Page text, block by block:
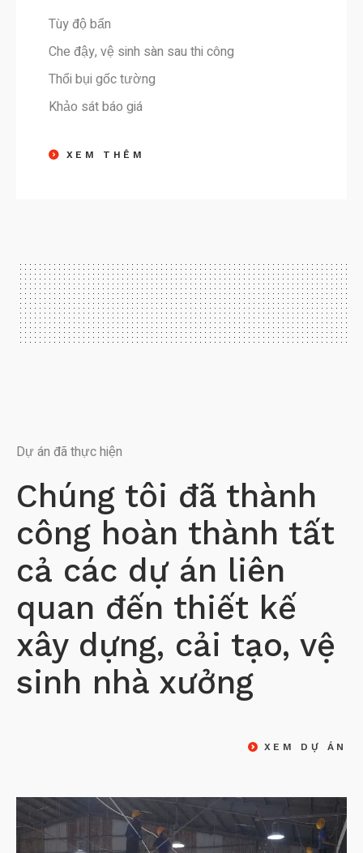
Tùy độ bẩn
Che đậy, vệ sinh sàn sau thi công
Thổi bụi gốc tường
Khảo sát báo giá
XEM THÊM
Dự án đã thực hiện
Chúng tôi đã thành
công hoàn thành tất
cả các dự án liên
quan đến thiết kế
xây dựng, cải tạo, vệ
sinh nhà xưởng
XEM DỰ ÁN